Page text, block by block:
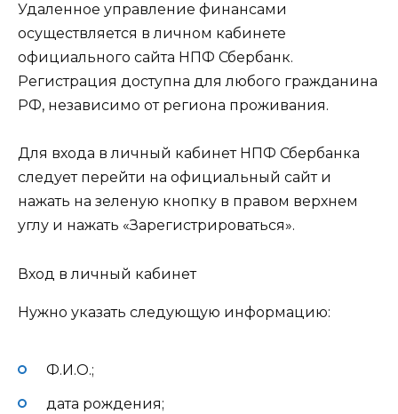
Удаленное управление финансами
осуществляется в личном кабинете
официального сайта НПФ Сбербанк.
Регистрация доступна для любого гражданина
РФ, независимо от региона проживания.
Для входа в личный кабинет НПФ Сбербанка
следует перейти на официальный сайт и
нажать на зеленую кнопку в правом верхнем
углу и нажать «Зарегистрироваться».
Вход в личный кабинет
Нужно указать следующую информацию:
Ф.И.О.;
дата рождения;